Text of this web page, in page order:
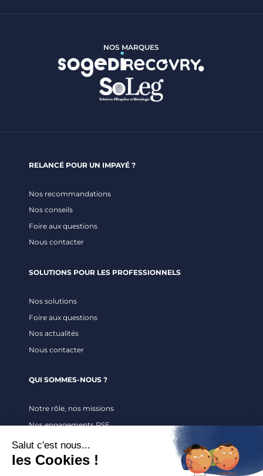
NOS MARQUES
RELANCÉ POUR UN IMPAYÉ ?
Nos recommandations
Nos conseils
Foire aux questions
Nous contacter
SOLUTIONS POUR LES PROFESSIONNELS
Nos solutions
Foire aux questions
Nos actualités
Nous contacter
QUI SOMMES-NOUS ?
Notre rôle, nos missions
Nos engagements RSE
Recrutement